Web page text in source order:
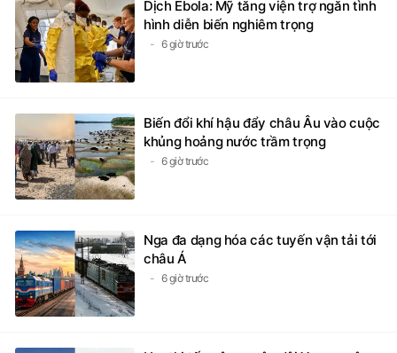
Dịch Ebola: Mỹ tăng viện trợ ngăn tình
hình diễn biến nghiêm trọng
6 giờ trước
Biến đổi khí hậu đẩy châu Âu vào cuộc
khủng hoảng nước trầm trọng
6 giờ trước
Nga đa dạng hóa các tuyến vận tải tới
châu Á
6 giờ trước